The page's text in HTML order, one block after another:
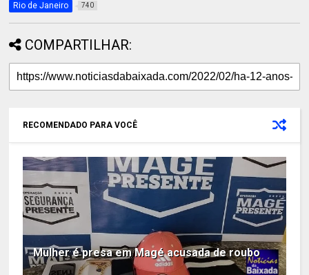
Rio de Janeiro 740
COMPARTILHAR:
RECOMENDADO PARA VOCÊ
Mulher é presa em Magé acusada de roubo